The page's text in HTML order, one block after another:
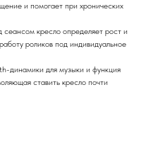
и помогает при хронических
сеансом кресло определяет рост и
роликов под индивидуальное
динамики для музыки и функция
ставить кресло почти